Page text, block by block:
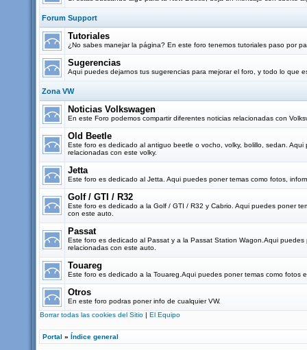
Forum Support
Tutoriales
¿No sabes manejar la página? En este foro tenemos tutoriales paso por
Sugerencias
Aqui puedes dejarnos tus sugerencias para mejorar el foro, y todo lo que
Zona VW
Noticias Volkswagen
En este Foro podemos compartir diferentes noticias relacionadas con
Old Beetle
Este foro es dedicado al antiguo beetle o vocho, volky, bolillo, sedan.
relacionadas con este volky.
Jetta
Este foro es dedicado al Jetta. Aqui puedes poner temas como fotos,
Golf / GTI / R32
Este foro es dedicado a la Golf / GTI / R32 y Cabrio. Aqui puedes poner
con este auto.
Passat
Este foro es dedicado al Passat y a la Passat Station Wagon.Aqui
relacionadas con este auto.
Touareg
Este foro es dedicado a la Touareg.Aqui puedes poner temas como fotos
Otros
En este foro podras poner info de cualquier VW.
Borrar todas las cookies del Sitio | El Equipo
Portal » Índice general